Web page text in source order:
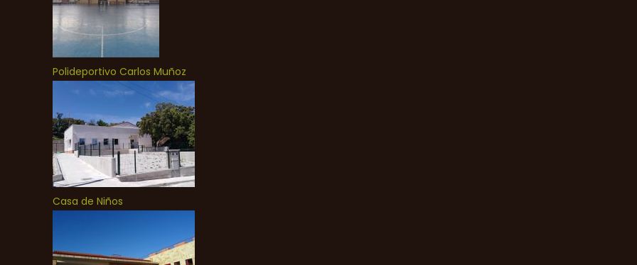
Polideportivo Carlos Muñoz
Casa de Niños